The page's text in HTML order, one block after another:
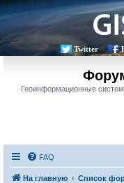
Twitter
Геоинформационные
FAQ
На главную Список